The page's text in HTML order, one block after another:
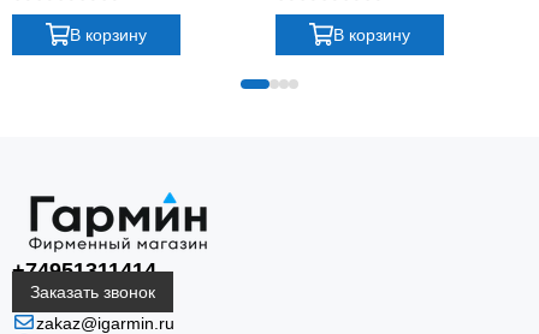
или часов без самодельных переходников.
Крепление рассчитано на Montana 700, 700i и 750i;
В корзину В корзину
+74951311414
Заказать звонок
zakaz@igarmin.ru